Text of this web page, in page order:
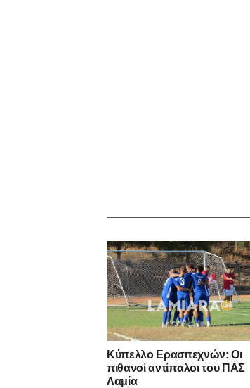
Κύπελλο Ερασιτεχνών: Οι
πιθανοί αντίπαλοι του ΠΑΣ
Λαμία